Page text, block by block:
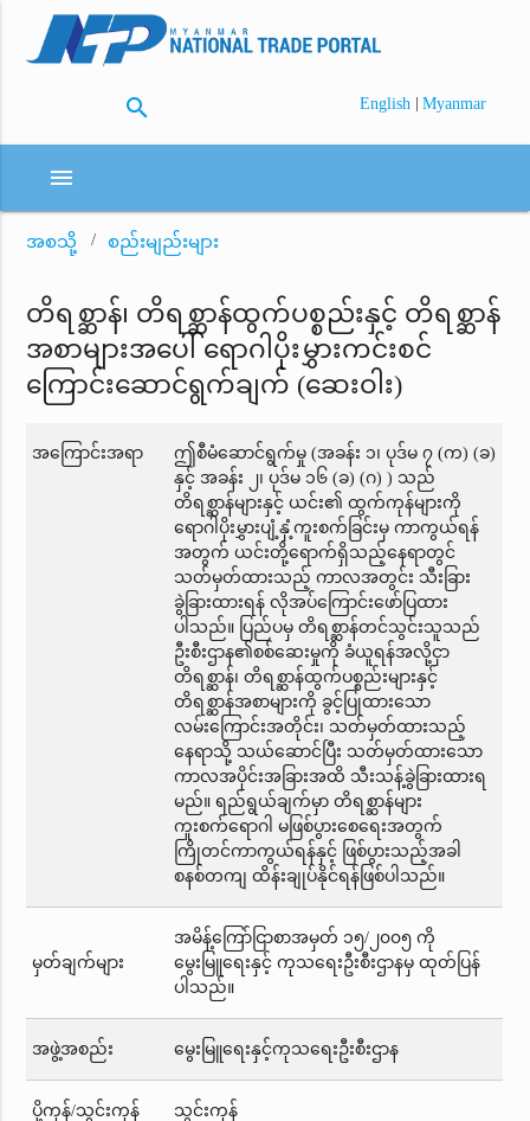
search English | Myanmar
menu
အစသို့ စည်းမျည်းများ
တိရစ္ဆာန်၊ တိရစ္ဆာန်ထွက်ပစ္စည်းနှင့် တိရစ္ဆာန်
အစာများအပေါ် ရောဂါပိုးမွှားကင်းစင်
ကြောင်းဆောင်ရွက်ချက် (ဆေးဝါး)
အကြောင်းအရာ
ဤစီမံဆောင်ရွက်မှု (အခန်း ၁၊ ပုဒ်မ ၇ (က) (ခ)
နှင့် အခန်း ၂၊ ပုဒ်မ ၁၆ (ခ) (ဂ) ) သည်
တိရစ္ဆာန်များနှင့် ယင်း၏ ထွက်ကုန်များကို
ရောဂါပိုးမွှားပျံ့နှံ့ကူးစက်ခြင်းမှ ကာကွယ်ရန်
အတွက် ယင်းတို့ရောက်ရှိသည့်နေရာတွင်
သတ်မှတ်ထားသည့် ကာလအတွင်း သီးခြား
ခွဲခြားထားရန် လိုအပ်ကြောင်းဖော်ပြထား
ပါသည်။ ပြည်ပမှ တိရစ္ဆာန်တင်သွင်းသူသည်
ဦးစီးဌာန၏စစ်ဆေးမှုကို ခံယူရန်အလို့ငှာ
တိရစ္ဆာန်၊ တိရစ္ဆာန်ထွက်ပစ္စည်းများနှင့်
တိရစ္ဆာန်အစာများကို ခွင့်ပြုထားသော
လမ်းကြောင်းအတိုင်း၊ သတ်မှတ်ထားသည့်
နေရာသို့ သယ်ဆောင်ပြီး သတ်မှတ်ထားသော
ကာလအပိုင်းအခြားအထိ သီးသန့်ခွဲခြားထားရ
မည်။ ရည်ရွယ်ချက်မှာ တိရစ္ဆာန်များ
ကူးစက်ရောဂါ မဖြစ်ပွားစေရေးအတွက်
ကြိုတင်ကာကွယ်ရန်နှင့် ဖြစ်ပွားသည့်အခါ
စနစ်တကျ ထိန်းချုပ်နိုင်ရန်ဖြစ်ပါသည်။
မှတ်ချက်များ
အမိန့်ကြော်ငြာစာအမှတ် ၁၅/၂၀၀၅ ကို
မွေးမြူရေးနှင့် ကုသရေးဦးစီးဌာနမှ ထုတ်ပြန်
ပါသည်။
အဖွဲ့အစည်း မွေးမြူရေးနှင့်ကုသရေးဦးစီးဌာန
ပို့ကုန်/သွင်းကုန် သွင်းကုန်